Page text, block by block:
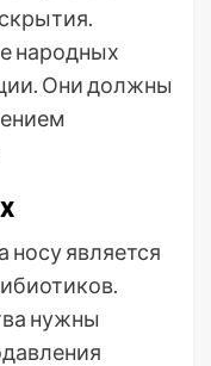
народных
Они должны
носу является
нужны